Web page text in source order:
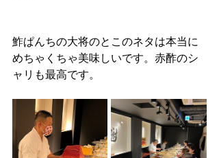
鮓ぱんちの大将のとこのネタは本当に
めちゃくちゃ美味しいです。赤酢のシ
ャリも最高です。